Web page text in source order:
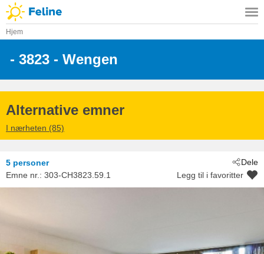
Hjem
- 3823 - Wengen
Alternative emner
I nærheten (85)
Dele
5 personer
Emne nr.: 303-CH3823.59.1 Legg til i favoritter